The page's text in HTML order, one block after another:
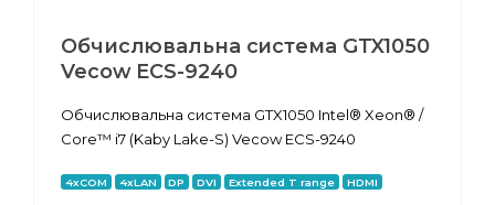
Обчислювальна система GTX1050
Vecow ECS-9240
Обчислювальна система GTX1050 Intel® Xeon® /
Core™ i7 (Kaby Lake-S) Vecow ECS-9240
4xCOM 4xLAN DP DVI Extended T range HDMI